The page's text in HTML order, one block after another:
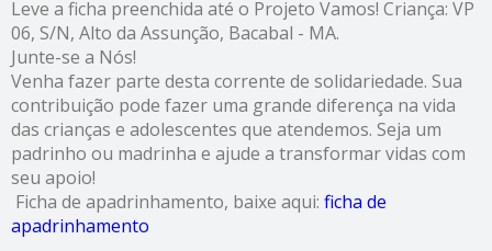
Leve a ficha preenchida até o Projeto Vamos! Criança: VP
06, S/N, Alto da Assunção, Bacabal - MA.
Junte-se a Nós!
Venha fazer parte desta corrente de solidariedade. Sua
contribuição pode fazer uma grande diferença na vida
das crianças e adolescentes que atendemos. Seja um
padrinho ou madrinha e ajude a transformar vidas com
seu apoio!
Ficha de apadrinhamento, baixe aqui: ficha de
apadrinhamento